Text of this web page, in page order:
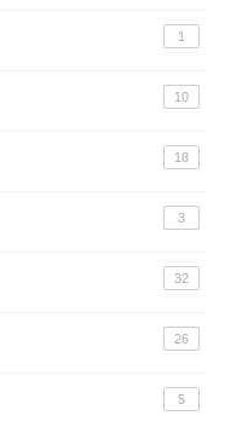
1
10
18
3
32
26
5